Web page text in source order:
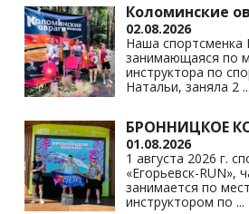
Коломинские
02.08.2026
Наша спортсменка
занимающаяся по
инструктора по
Натальи, заняла 2 ...
БРОННИЦКОЕ
01.08.2026
1 августа 2026 г.
«Егорьевск-RUN»,
занимается по
инструктором по ...